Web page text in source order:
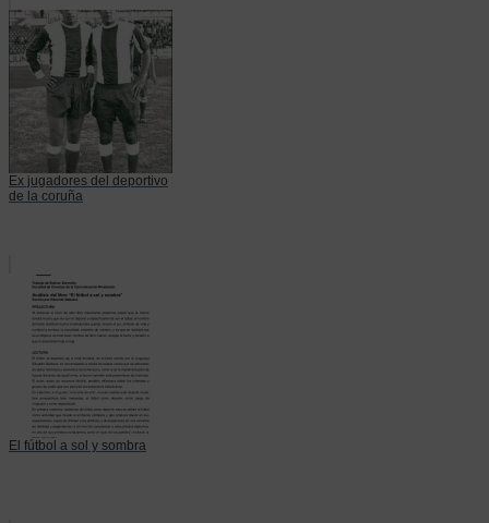
Ex jugadores del deportivo
de la coruña
El fútbol a sol y sombra